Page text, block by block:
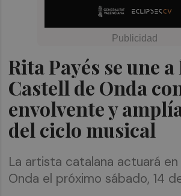
Rita Payés se une
Castell de Onda
envolvente y
del ciclo musical
La artista catalana actuará
Onda el próximo sábado, 14